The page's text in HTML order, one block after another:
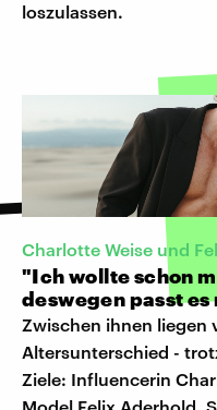
loszulassen.
Charlotte Weise und
"Ich wollte schon
deswegen passt
Zwischen ihnen liegen
Altersunterschied -
Ziele: Influencerin